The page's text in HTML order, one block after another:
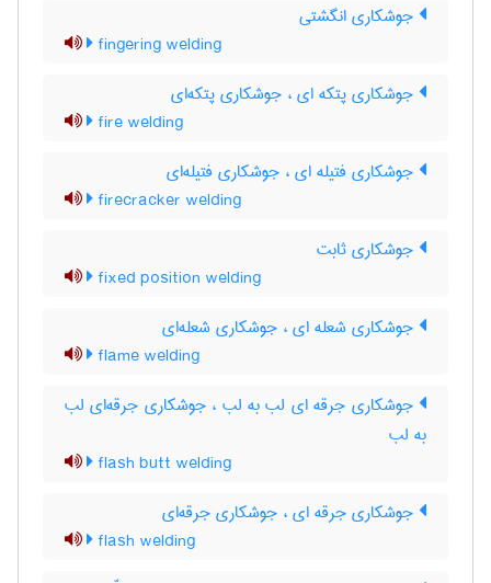
جوشکاری انگشتی
fingering welding
جوشکاری پتکه ای ، جوشکاری پتکه‌ای
fire welding
جوشکاری فتیله ای ، جوشکاری فتیله‌ای
firecracker welding
جوشکاری ثابت
fixed position welding
جوشکاری شعله ای ، جوشکاری شعله‌ای
flame welding
جوشکاری جرقه ای لب به لب ، جوشکاری جرقه‌ای لب
به لب
flash butt welding
جوشکاری جرقه ای ، جوشکاری جرقه‌ای
flash welding